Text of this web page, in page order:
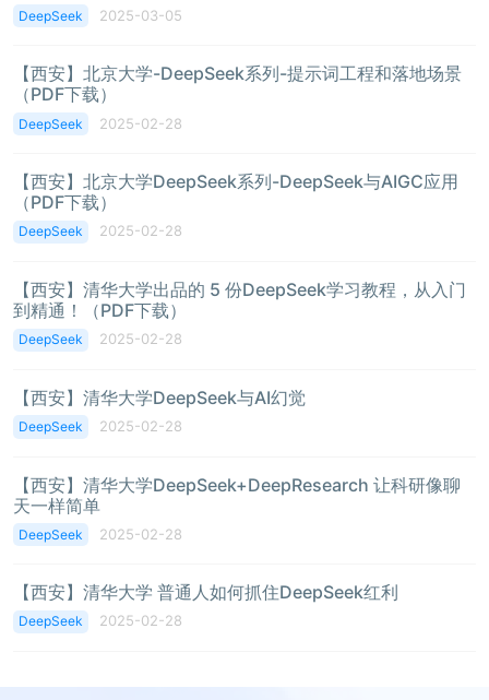
DeepSeek 2025-03-05
【西安】北京大学-DeepSeek系列-提示词工程和落地场景
（PDF下载）
DeepSeek 2025-02-28
【西安】北京大学DeepSeek系列-DeepSeek与AIGC应用
（PDF下载）
DeepSeek 2025-02-28
【西安】清华大学出品的 5 份DeepSeek学习教程，从入门
到精通！（PDF下载）
DeepSeek 2025-02-28
【西安】清华大学DeepSeek与AI幻觉
DeepSeek 2025-02-28
【西安】清华大学DeepSeek+DeepResearch 让科研像聊
天一样简单
DeepSeek 2025-02-28
【西安】清华大学 普通人如何抓住DeepSeek红利
DeepSeek 2025-02-28